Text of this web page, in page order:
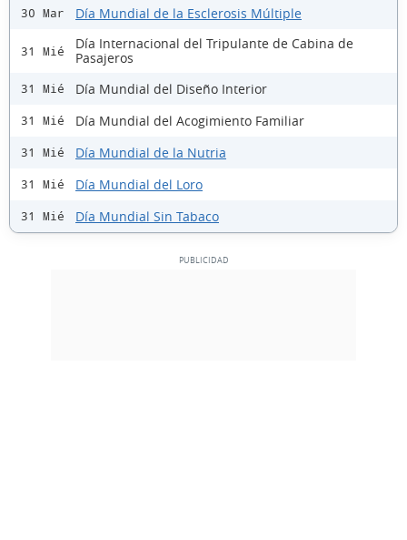
30 Mar Día Mundial de la Esclerosis Múltiple
31 Mié
Día Internacional del Tripulante de Cabina de
Pasajeros
31 Mié Día Mundial del Diseño Interior
31 Mié Día Mundial del Acogimiento Familiar
31 Mié Día Mundial de la Nutria
31 Mié Día Mundial del Loro
31 Mié Día Mundial Sin Tabaco